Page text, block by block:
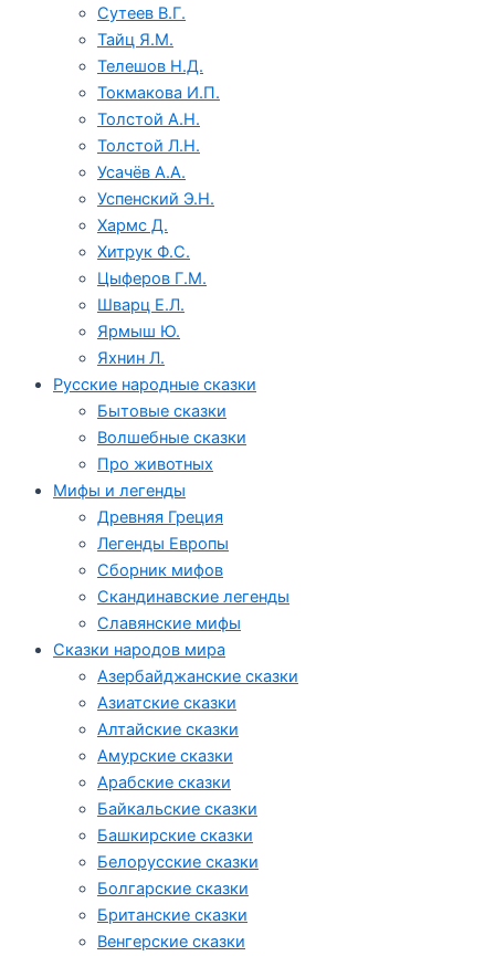
Сутеев В.Г.
Тайц Я.М.
Телешов Н.Д.
Токмакова И.П.
Толстой А.Н.
Толстой Л.Н.
Усачёв А.А.
Успенский Э.Н.
Хармс Д.
Хитрук Ф.С.
Цыферов Г.М.
Шварц Е.Л.
Ярмыш Ю.
Яхнин Л.
Русские народные сказки
Бытовые сказки
Волшебные сказки
Про животных
Мифы и легенды
Древняя Греция
Легенды Европы
Сборник мифов
Скандинавские легенды
Славянские мифы
Сказки народов мира
Азербайджанские сказки
Азиатские сказки
Алтайские сказки
Амурские сказки
Арабские сказки
Байкальские сказки
Башкирские сказки
Белорусские сказки
Болгарские сказки
Британские сказки
Венгерские сказки